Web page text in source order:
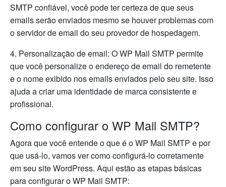
SMTP confiável, você pode ter certeza de que seus
emails serão enviados mesmo se houver problemas com
o servidor de email do seu provedor de hospedagem.
4. Personalização de email: O WP Mail SMTP permite
que você personalize o endereço de email do remetente
e o nome exibido nos emails enviados pelo seu site. Isso
ajuda a criar uma identidade de marca consistente e
profissional.
Como configurar o WP Mail SMTP?
Agora que você entende o que é o WP Mail SMTP e por
que usá-lo, vamos ver como configurá-lo corretamente
em seu site WordPress. Aqui estão as etapas básicas
para configurar o WP Mail SMTP: